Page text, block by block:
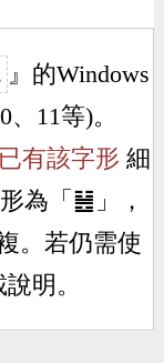
』的Windows
11等)。
有該字形 細
為「 ䷶ 」，
。若仍需使
明。